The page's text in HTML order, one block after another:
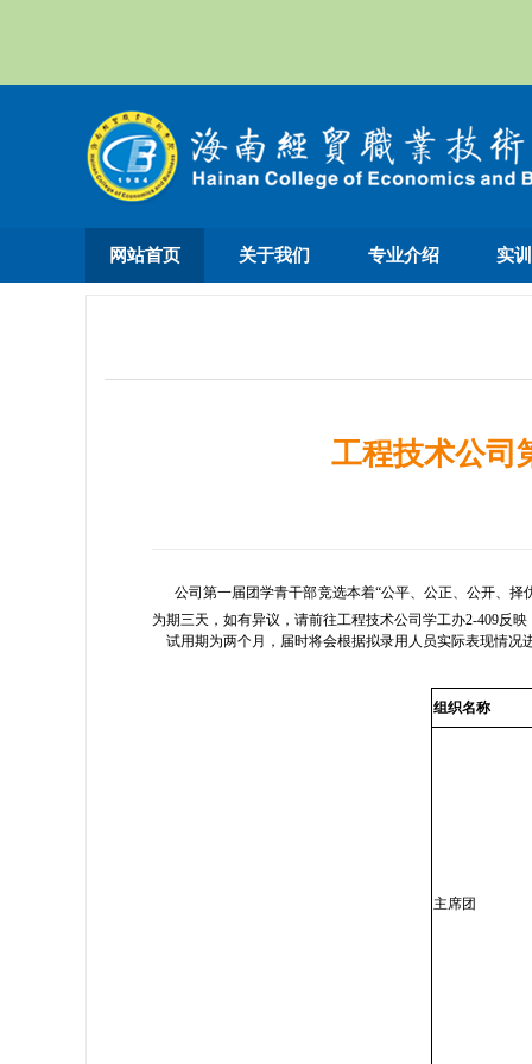
网站首页 关于我们 专业介绍 实
工程技术公司
公司第一届团学青干部竞选本着“公平、公正、公开、
为期三天，如有异议，请前往工程技术公司学工办2-409反映
试用期为两个月，届时将会根据拟录用人员实际表现情况
组织名称
主席团